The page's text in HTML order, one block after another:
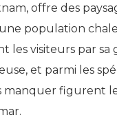
offre des
population
les visiteurs par sa
et parmi les
manquer figurent